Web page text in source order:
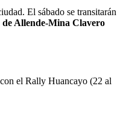
El sábado se transitarán
de Allende-Mina Clavero
con el Rally Huancayo (22 al